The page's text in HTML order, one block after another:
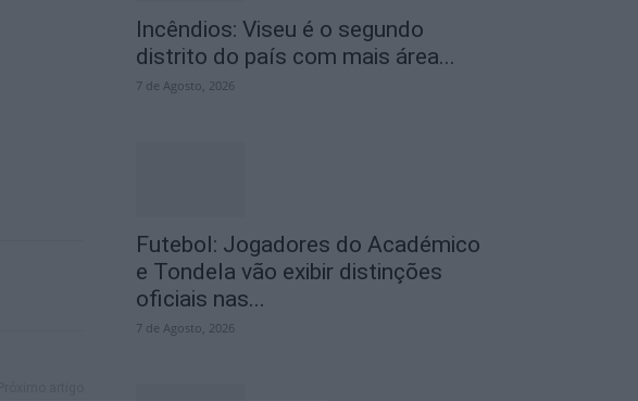
Incêndios: Viseu é o segundo
distrito do país com mais área...
7 de Agosto, 2026
Futebol: Jogadores do Académico
e Tondela vão exibir distinções
oficiais nas...
7 de Agosto, 2026